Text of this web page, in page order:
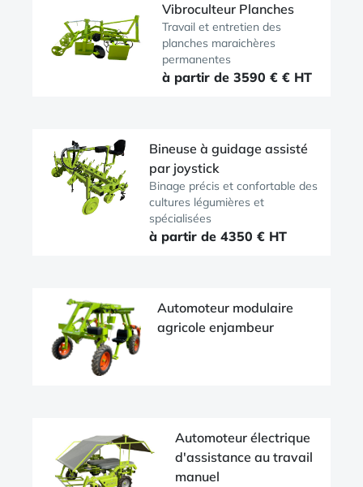
Vibroculteur Planches
Travail et entretien des
planches maraichères
permanentes
à partir de 3590 € € HT
Bineuse à guidage assisté
par joystick
Binage précis et confortable des
cultures légumières et
spécialisées
à partir de 4350 € HT
Automoteur modulaire
agricole enjambeur
Automoteur électrique
d'assistance au travail
manuel